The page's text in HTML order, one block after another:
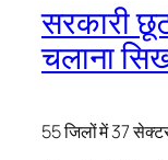
सरकारी
चलाना
55 जिलों में 37